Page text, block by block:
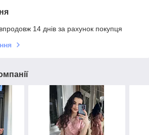
14 днів за рахунок покупця